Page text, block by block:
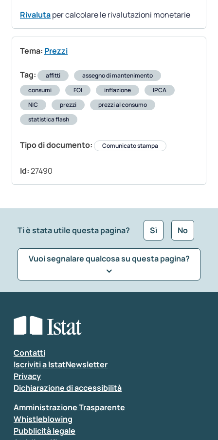
Rivalutaper calcolare le rivalutazioni monetarie
Tema: Prezzi
Tag: affitti
assegno di mantenimento
consumi
FOI inflazione
IPCA
NIC
prezzi
prezzi al consumo
statistica flash
Tipo di documento: Comunicato stampa
Id:27490
Ti è stata utile questa pagina? Sì No
Vuoi segnalare qualcosa su questa pagina?
Seleziona la tipologia della segnalazione
Inserisci il tuo commento
Contatti
Iscriviti a IstatNewsletter
Privacy
Dichiarazione di accessibilità
Amministrazione Trasparente
Whistleblowing
Pubblicità legale